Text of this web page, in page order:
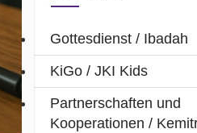
Gottesdienst / Ibadah
KiGo / JKI Kids
Partnerschaften und
Kooperationen /